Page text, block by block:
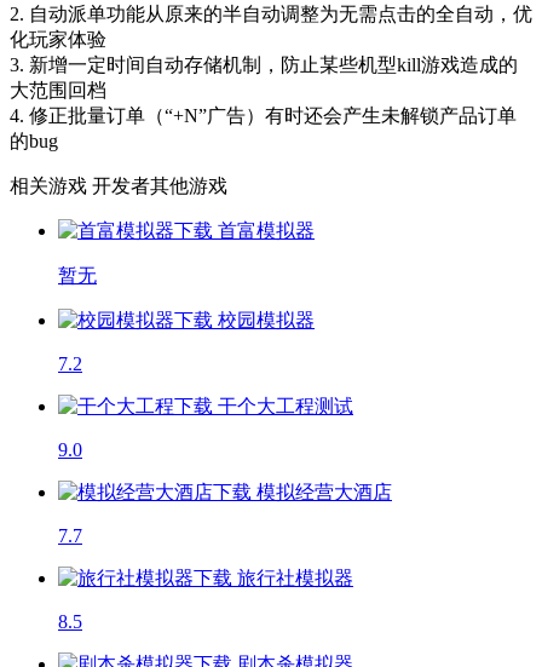
2. 自动派单功能从原来的半自动调整为无需点击的全自动，优
化玩家体验
3. 新增一定时间自动存储机制，防止某些机型kill游戏造成的
大范围回档
4. 修正批量订单（“+N”广告）有时还会产生未解锁产品订单
的bug
相关游戏 开发者其他游戏
首富模拟器
暂无
校园模拟器
7.2
干个大工程测试
9.0
模拟经营大酒店
7.7
旅行社模拟器
8.5